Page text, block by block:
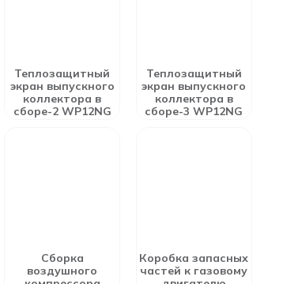
Теплозащитный
экран выпускного
коллектора в
сборе-2 WP12NG
Теплозащитный
экран выпускного
коллектора в
сборе-3 WP12NG
Сборка
воздушного
Коробка запасных
частей к газовому